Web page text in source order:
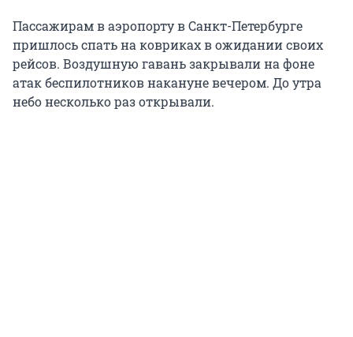
Пассажирам в аэропорту в Санкт-Петербурге
пришлось спать на ковриках в ожидании своих
рейсов. Воздушную гавань закрывали на фоне
атак беспилотников накануне вечером. До утра
небо несколько раз открывали.